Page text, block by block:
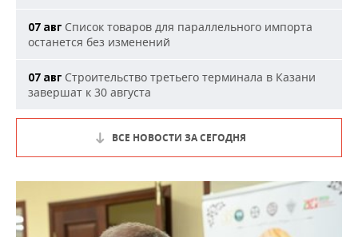
07 авг Список товаров для параллельного импорта
останется без изменений
07 авг Строительство третьего терминала в Казани
завершат к 30 августа
ВСЕ НОВОСТИ ЗА СЕГОДНЯ